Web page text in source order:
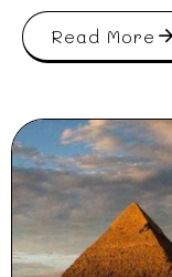
Read More